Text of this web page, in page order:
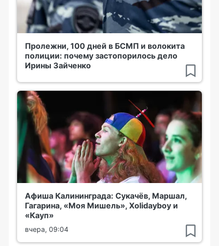
Пролежни, 100 дней в БСМП и волокита
полиции: почему застопорилось дело
Ирины Зайченко
Афиша Калининграда: Сукачёв, Маршал,
Гагарина, «Моя Мишель», Xolidayboy и
«Кауп»
вчера, 09:04